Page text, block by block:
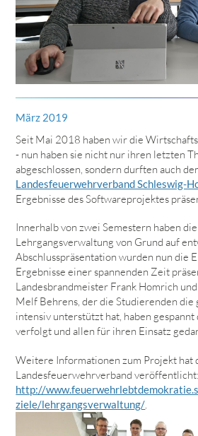
März 2019
Seit Mai 2018 haben wir die
- nun haben sie nicht nur ihren letzten
abgeschlossen, sondern durften auch
Landesfeuerwehrverband Schleswig-
Ergebnisse des Softwareprojektes
Innerhalb von zwei Semestern haben
Lehrgangsverwaltung von Grund auf
Abschlusspräsentation wurden nun die
Ergebnisse einer spannenden Zeit
Landesbrandmeister Frank Homrich
Melf Behrens, der die Studierenden
intensiv unterstützt hat, haben
verfolgt und allen für ihren Einsatz
Weitere Informationen zum Projekt hat
Landesfeuerwehrverband veröffentlicht:
http://
ziele/lehrgangsverwaltung/.